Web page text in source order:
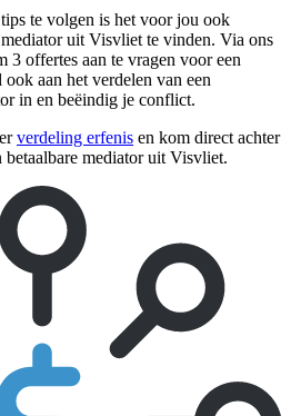
te volgen is het voor jou ook
uit Visvliet te vinden. Via ons
offertes aan te vragen voor een
aan het verdelen van een
in en beëindig je conflict.
verdeling erfenis en kom direct achter
mediator uit Visvliet.